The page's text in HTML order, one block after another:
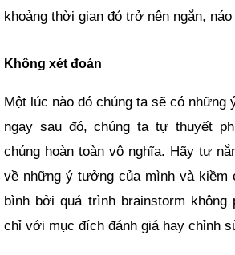
khoảng thời gian đó trở nên ngắn, náo
Không xét đoán
Một lúc nào đó chúng ta sẽ có những
ngay sau đó, chúng ta tự thuyết
chúng hoàn toàn vô nghĩa. Hãy tự
về những ý tưởng của mình và kiềm
bình bởi quá trình brainstorm không
chỉ với mục đích đánh giá hay chỉnh